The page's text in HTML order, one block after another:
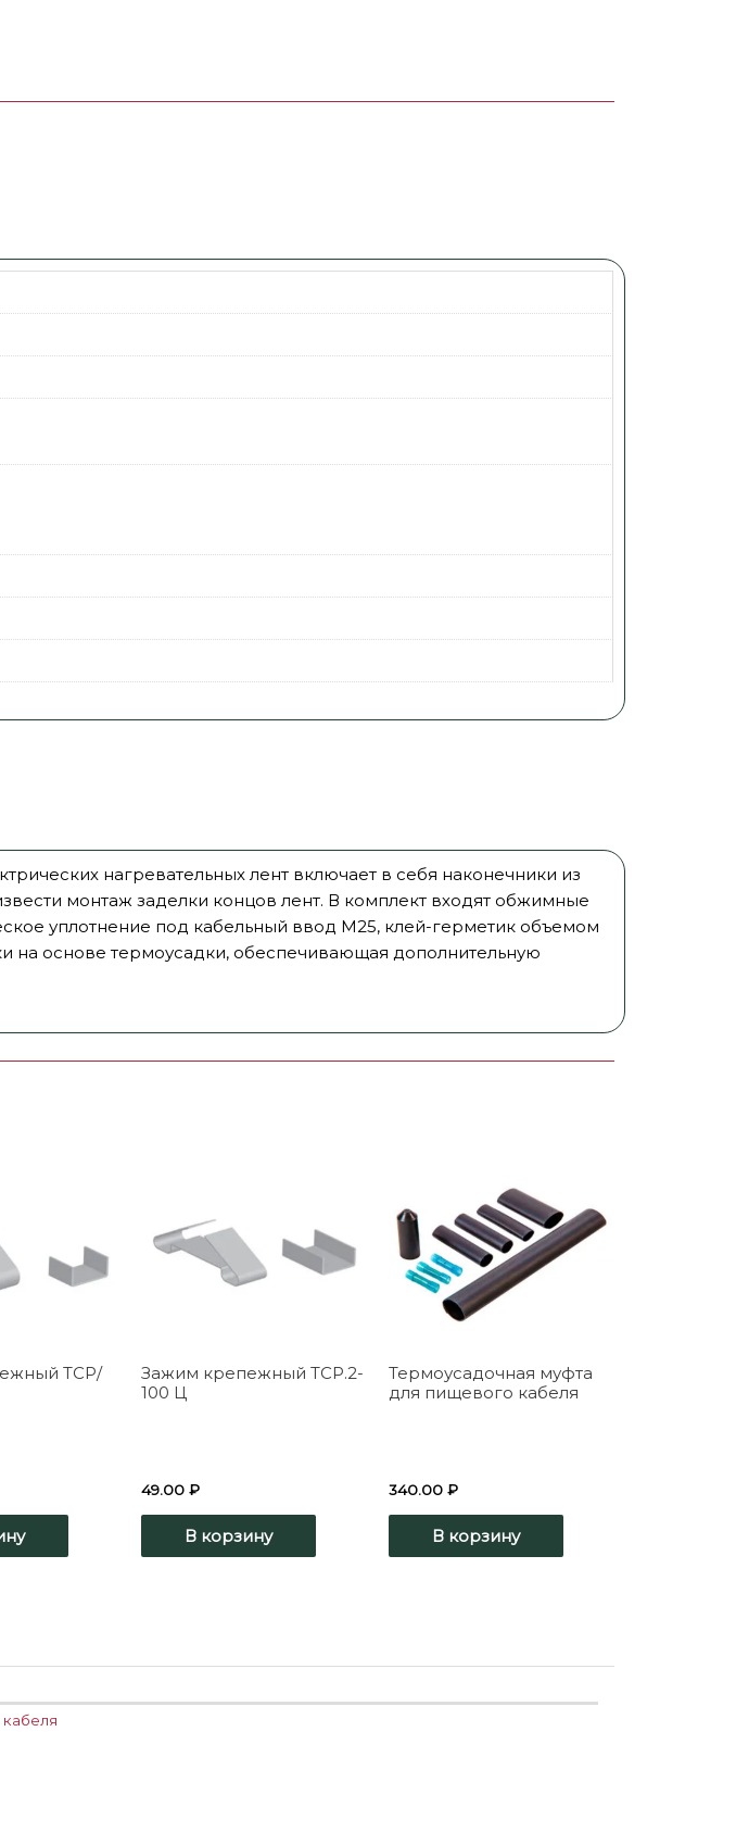
нагревательных лент включает в себя наконечники из
монтаж заделки концов лент. В комплект входят обжимные
уплотнение под кабельный ввод М25, клей-герметик объемом
на основе термоусадки, обеспечивающая дополнительную
ТСР/
Зажим крепежный ТСР.2-
100 Ц
49.00 ₽
В корзину
Термоусадочная муфта
для пищевого кабеля
340.00 ₽
В корзину